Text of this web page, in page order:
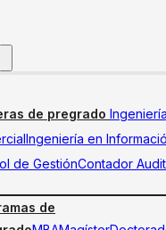
de pregrado Ingeniería
Ingeniería en
de GestiónContador
de